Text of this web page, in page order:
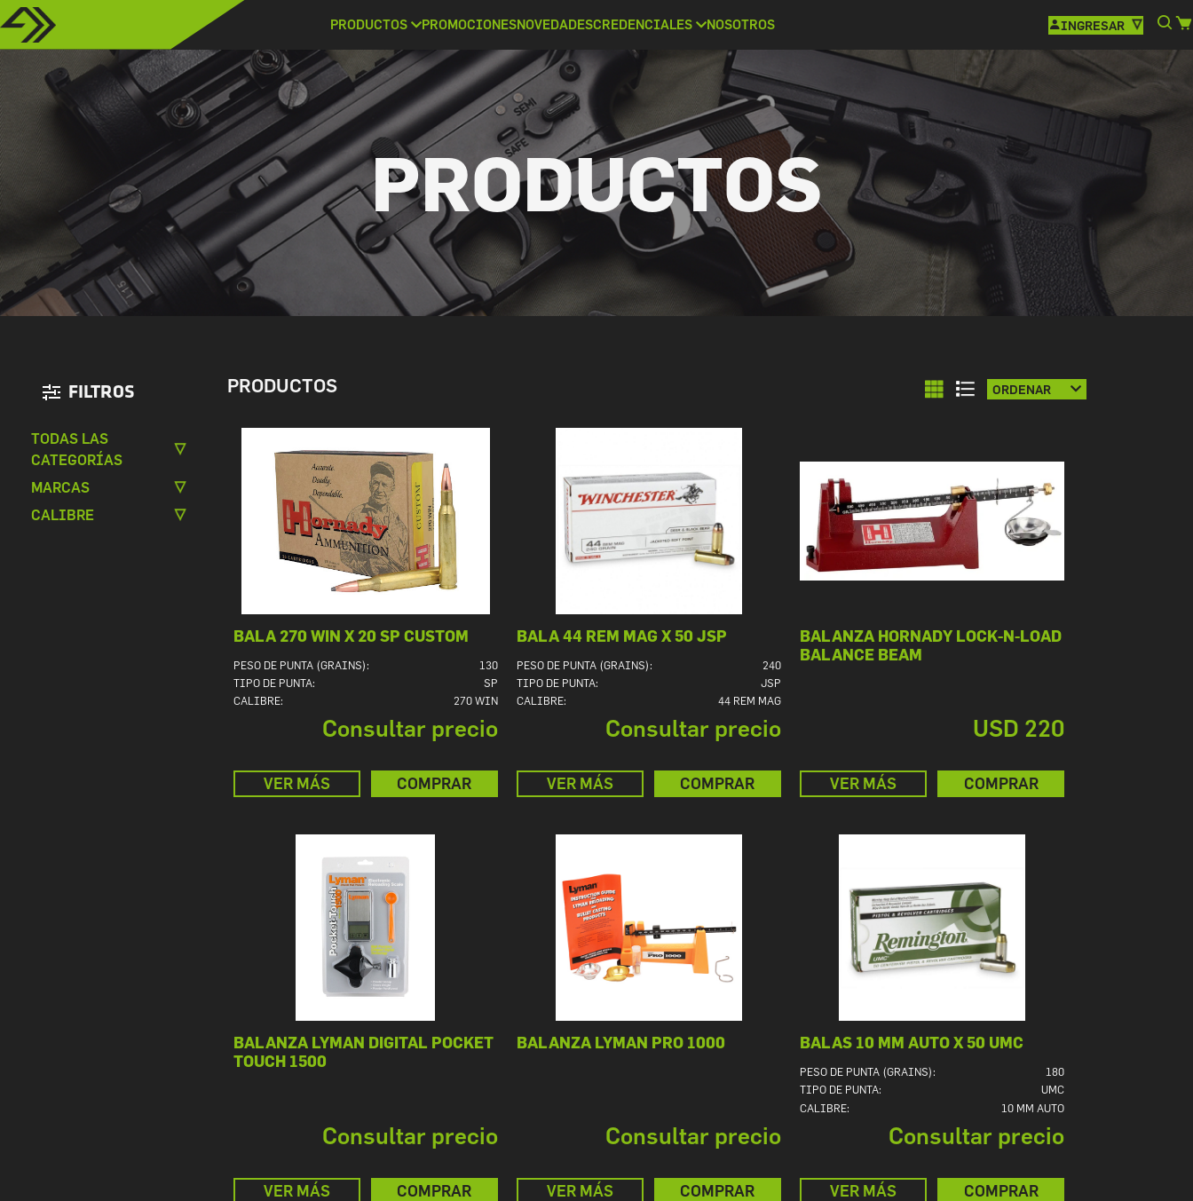
PRODUCTOS PROMOCIONESNOVEDADESCREDENCIALES NOSOTROS INGRESAR
PRODUCTOS
FILTROS PRODUCTOS ORDENAR
TODAS LAS
CATEGORÍAS
MARCAS
CALIBRE
BALA 270 WIN X 20 SP CUSTOM
PESO DE PUNTA (GRAINS):
130
TIPO DE PUNTA:
SP
CALIBRE:
270 WIN
Consultar precio
VER MÁS COMPRAR
BALA 44 REM MAG X 50 JSP
PESO DE PUNTA (GRAINS):
240
TIPO DE PUNTA:
JSP
CALIBRE:
44 REM MAG
Consultar precio
VER MÁS COMPRAR
BALANZA HORNADY LOCK-N-LOAD
BALANCE BEAM
USD 220
VER MÁS COMPRAR
BALANZA LYMAN DIGITAL POCKET
TOUCH 1500
Consultar precio
VER MÁS COMPRAR
BALANZA LYMAN PRO 1000
Consultar precio
VER MÁS COMPRAR
BALAS 10 MM AUTO X 50 UMC
PESO DE PUNTA (GRAINS):
180
TIPO DE PUNTA:
UMC
CALIBRE:
10 MM AUTO
Consultar precio
VER MÁS COMPRAR